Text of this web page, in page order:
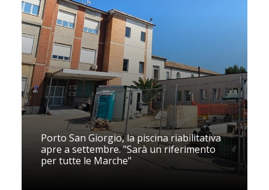
Porto San Giorgio, la piscina riabilitativa
apre a settembre. "Sarà un riferimento
per tutte le Marche"